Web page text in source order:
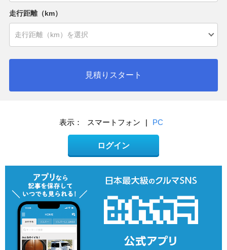
走行距離（km）
見積りスタート
表示： スマートフォン PC
ログイン